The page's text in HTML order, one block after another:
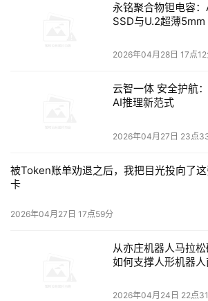
永铭聚合物钽电容
SSD与U.2超薄
2026年04月28日 17点12
云智一体 安全护航
AI推理新范式
2026年04月27日 23点
被Token账单劝退之后，我把目光投向了
卡
2026年04月27日 17点59分
从亦庄机器人马拉
如何支撑人形机器
2026年04月24日 22点